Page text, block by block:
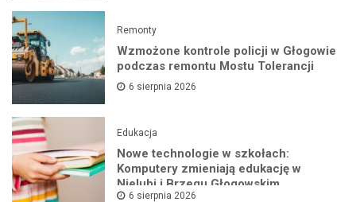
Remonty
Wzmożone kontrole policji w Głogowie
podczas remontu Mostu Tolerancji
6 sierpnia 2026
Edukacja
Nowe technologie w szkołach:
Komputery zmieniają edukację w
Nielubi i Brzegu Głogowskim
6 sierpnia 2026